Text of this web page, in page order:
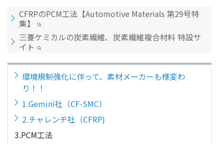
CFRPのPCM工法【Automotive Materials 第29号特
集】
三菱ケミカルの炭素繊維、炭素繊維複合材料 特設サ
イト
環境規制強化に伴って、素材メーカーも様変わ
り！！
1.Gemini社（CF-SMC）
2.チャレンヂ社（CFRP)
3.PCM工法